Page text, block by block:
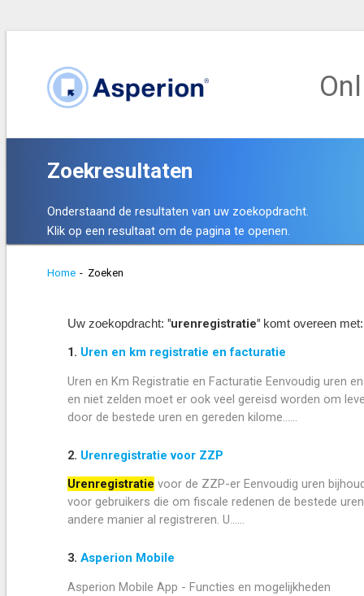
Zoekresultaten
Onderstaand de resultaten van uw zoekopdracht.
Klik op een resultaat om de pagina te openen.
Home - Zoeken
Uw zoekopdracht: "urenregistratie" komt overeen
1. Uren en km registratie en facturatie
Uren en Km Registratie en Facturatie Eenvoudig uren
en niet zelden moet er ook veel gereisd worden om
door de bestede uren en gereden kilome......
2. Urenregistratie voor ZZP
Urenregistratie voor de ZZP-er Eenvoudig uren
voor gebruikers die om fiscale redenen de bestede
andere manier al registreren. U......
3. Asperion Mobile
Asperion Mobile App - Functies en